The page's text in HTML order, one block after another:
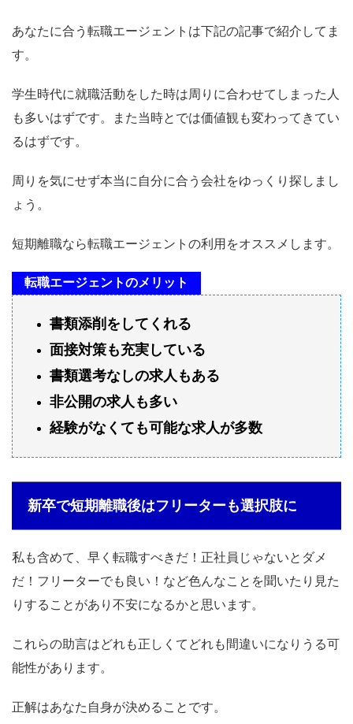
あなたに合う転職エージェントは下記の記事で紹介してま
す。
学生時代に就職活動をした時は周りに合わせてしまった人
も多いはずです。また当時とでは価値観も変わってきてい
るはずです。
周りを気にせず本当に自分に合う会社をゆっくり探しまし
ょう。
短期離職なら転職エージェントの利用をオススメします。
転職エージェントのメリット
書類添削をしてくれる
面接対策も充実している
書類選考なしの求人もある
非公開の求人も多い
経験がなくても可能な求人が多数
新卒で短期離職後はフリーターも選択肢に
私も含めて、早く転職すべきだ！正社員じゃないとダメ
だ！フリーターでも良い！など色んなことを聞いたり見た
りすることがあり不安になるかと思います。
これらの助言はどれも正しくてどれも間違いになりうる可
能性があります。
正解はあなた自身が決めることです。